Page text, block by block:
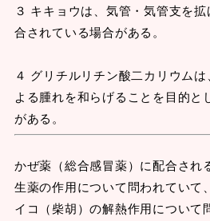
３ キキョウは、気管・気管支を
合されている場合がある。
４ グリチルリチン酸二カリウム
よる腫れを和らげることを目的と
がある。
かぜ薬（総合感冒薬）に配合され
生薬の作用について問われていて
イコ（柴胡）の解熱作用について